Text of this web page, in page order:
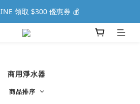
領取 $300 優惠券 💰
商用淨水器
商品排序